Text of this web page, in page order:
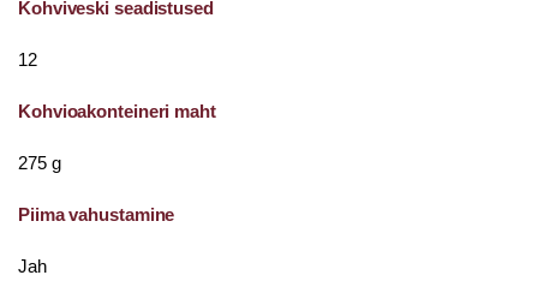
Kohviveski seadistused
12
Kohvioakonteineri maht
275 g
Piima vahustamine
Jah